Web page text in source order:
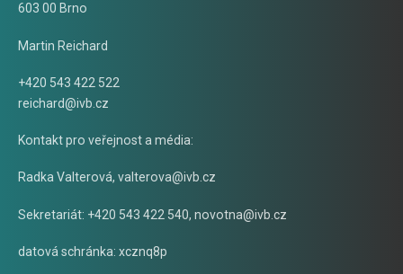
603 00 Brno
Martin Reichard
+420 543 422 522
reichard@ivb.cz
Kontakt pro veřejnost a média:
Radka Valterová, valterova@ivb.cz
Sekretariát: +420 543 422 540, novotna@ivb.cz
datová schránka: xcznq8p